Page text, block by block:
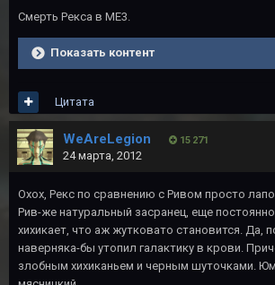
Смерть Рекса в ME3.
Показать контент
Цитата
WeAreLegion 15 271
24 марта, 2012
Охох, Рекс по сравнению с Ривом просто
Рив-же натуральный засранец, еще
хихикает, что аж жутковато становится. Да,
наверняка-бы утопил галактику в крови.
злобным хихиканьем и черным шуточками.